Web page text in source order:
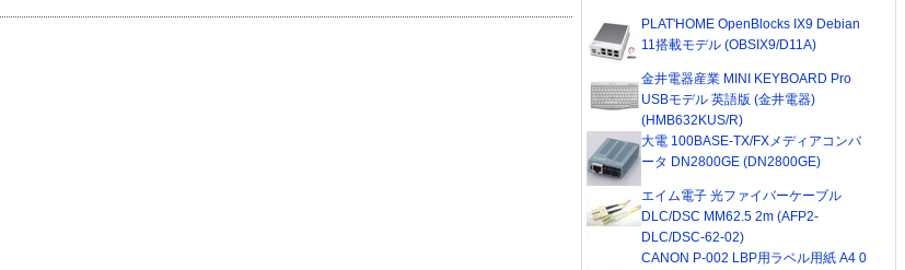
PLAT'HOME OpenBlocks IX9 Debian
11搭載モデル (OBSIX9/D11A)
金井電器産業 MINI KEYBOARD Pro
USBモデル 英語版 (金井電器)
(HMB632KUS/R)
大電 100BASE-TX/FXメディアコンバ
ータ DN2800GE (DN2800GE)
エイム電子 光ファイバーケーブル
DLC/DSC MM62.5 2m (AFP2-
DLC/DSC-62-02)
CANON P-002 LBP用ラベル用紙 A4 0